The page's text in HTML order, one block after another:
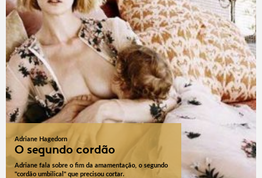
Adriane Hagedorn
O segundo cordão
Adriane fala sobre o fim da amamentação, o segundo
"cordão umbilical" que precisou cortar.